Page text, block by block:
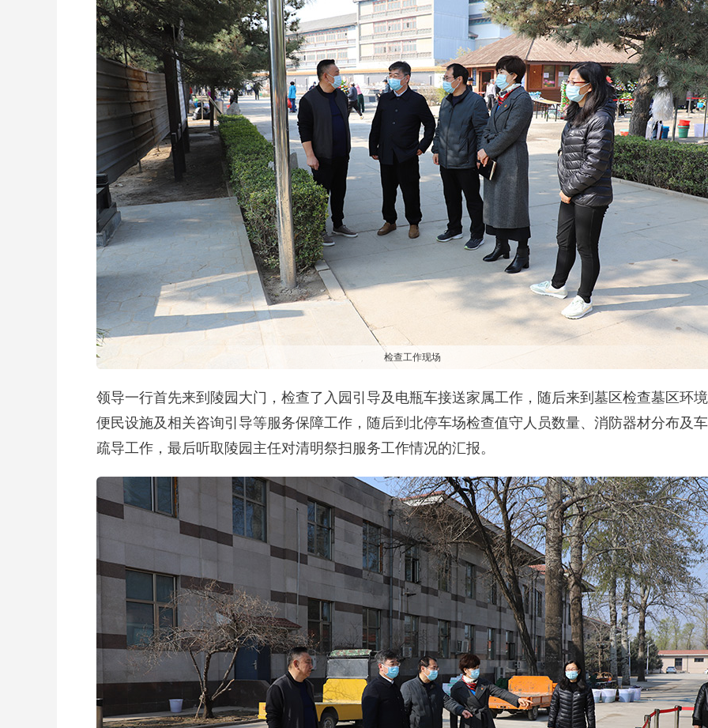
检查工作现场
领导一行首先来到陵园大门，检查了入园引导及电瓶车接送家属工作，随后来到墓区检查墓区环
便民设施及相关咨询引导等服务保障工作，随后到北停车场检查值守人员数量、消防器材分布及
疏导工作，最后听取陵园主任对清明祭扫服务工作情况的汇报。